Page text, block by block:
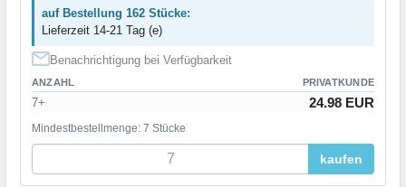
auf Bestellung 162 Stücke:
Lieferzeit 14-21 Tag (e)
Benachrichtigung bei Verfügbarkeit
ANZAHL PRIVATKUNDE
7+ 24.98 EUR
Mindestbestellmenge: 7 Stücke
kaufen